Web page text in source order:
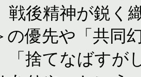
戦後精神が鋭く
の優先や「共同
「捨てなばすが